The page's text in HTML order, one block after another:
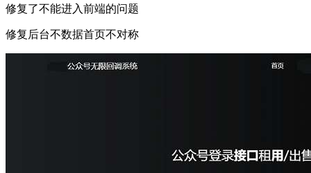
修复了不能进入前端的问题
修复后台不数据首页不对称